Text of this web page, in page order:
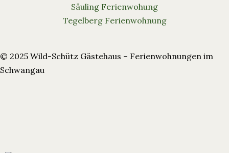
Säuling Ferienwohung
Tegelberg Ferienwohnung
© 2025 Wild-Schütz Gästehaus – Ferienwohnungen im
Schwangau